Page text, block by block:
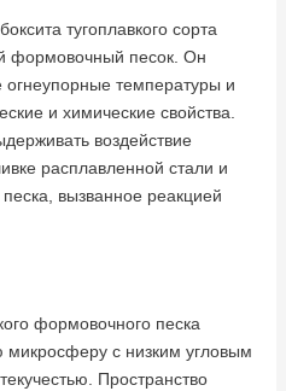
тугоплавкого сорта
формовочный песок. Он
температуры и
и химические свойства.
воздействие
расплавленной стали и
вызванное реакцией
формовочного песка
микросферу с низким угловым
Пространство